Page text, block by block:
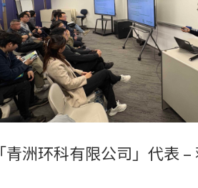
「青洲环科有限公司」代表